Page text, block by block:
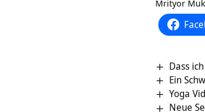
Mrityor
Dass
Ein
Yoga
Neue